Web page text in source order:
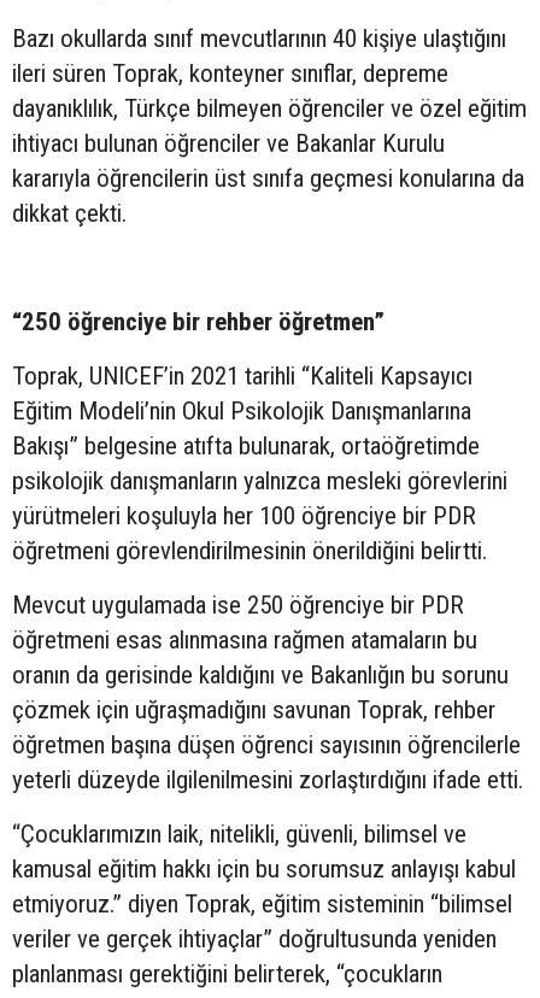
Bazı okullarda sınıf mevcutlarının 40 kişiye ulaştığını
ileri süren Toprak, konteyner sınıflar, depreme
dayanıklılık, Türkçe bilmeyen öğrenciler ve özel eğitim
ihtiyacı bulunan öğrenciler ve Bakanlar Kurulu
kararıyla öğrencilerin üst sınıfa geçmesi konularına da
dikkat çekti.
“250 öğrenciye bir rehber öğretmen”
Toprak, UNICEF’in 2021 tarihli “Kaliteli Kapsayıcı
Eğitim Modeli’nin Okul Psikolojik Danışmanlarına
Bakışı” belgesine atıfta bulunarak, ortaöğretimde
psikolojik danışmanların yalnızca mesleki görevlerini
yürütmeleri koşuluyla her 100 öğrenciye bir PDR
öğretmeni görevlendirilmesinin önerildiğini belirtti.
Mevcut uygulamada ise 250 öğrenciye bir PDR
öğretmeni esas alınmasına rağmen atamaların bu
oranın da gerisinde kaldığını ve Bakanlığın bu sorunu
çözmek için uğraşmadığını savunan Toprak, rehber
öğretmen başına düşen öğrenci sayısının öğrencilerle
yeterli düzeyde ilgilenilmesini zorlaştırdığını ifade etti.
“Çocuklarımızın laik, nitelikli, güvenli, bilimsel ve
kamusal eğitim hakkı için bu sorumsuz anlayışı kabul
etmiyoruz.” diyen Toprak, eğitim sisteminin “bilimsel
veriler ve gerçek ihtiyaçlar” doğrultusunda yeniden
planlanması gerektiğini belirterek, “çocukların